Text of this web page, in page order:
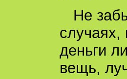
Не
случаях,
деньги
вещь,